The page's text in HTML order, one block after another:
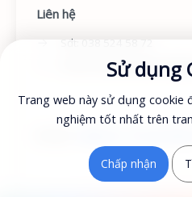
Liên hệ
Sđt: 038 524 58 72
Email:
Sử dụng
Trang web này sử dụng cookie
nghiệm tốt nhất trên
Chấp nhận